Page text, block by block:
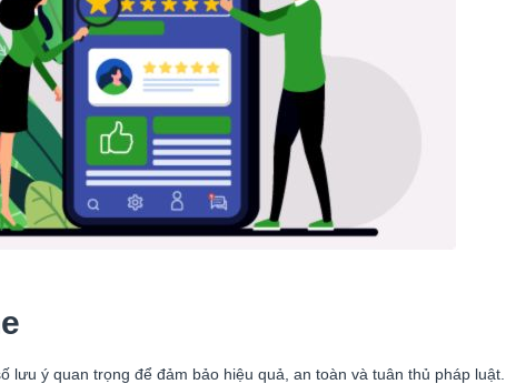
ý quan trọng để đảm bảo hiệu quả, an toàn và tuân thủ pháp luật.